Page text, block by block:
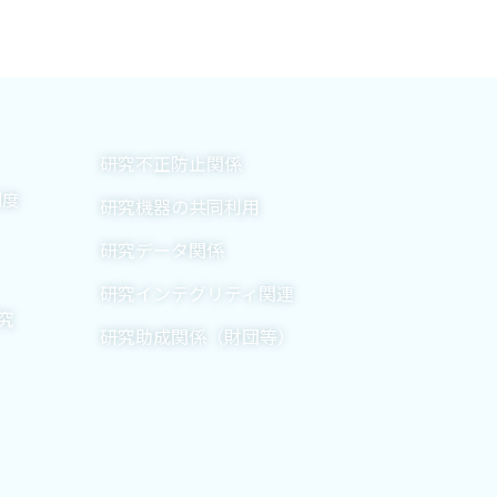
研究不正防止関係
研究機器の共同利用
研究データ関係
研究インテグリティ関連
研究助成関係（財団等）